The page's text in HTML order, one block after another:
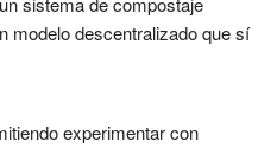
modelo descentralizado que sí
experimentar con